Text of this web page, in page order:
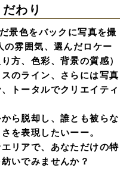
わり
景色をバックに写真を撮
の雰囲気、選んだロケー
方、色彩、背景の質感）
のライン、さらには写真
トータルでクリエイティ
ら脱却し、誰とも被らな
を表現したいーー。
リアで、あなただけの特
いでみませんか？